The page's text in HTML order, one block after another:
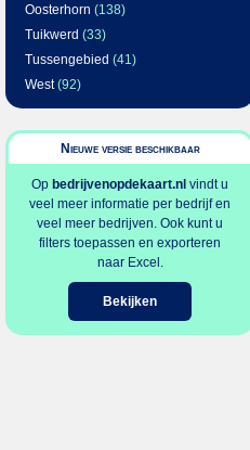
Oosterhorn (138)
Tuikwerd (33)
Tussengebied (41)
West(92)
Nieuwe versie beschikbaar
Op bedrijvenopdekaart.nl vindt u
veel meer informatie per bedrijf en
veel meer bedrijven. Ook kunt u
filters toepassen en exporteren
naar Excel.
Bekijken